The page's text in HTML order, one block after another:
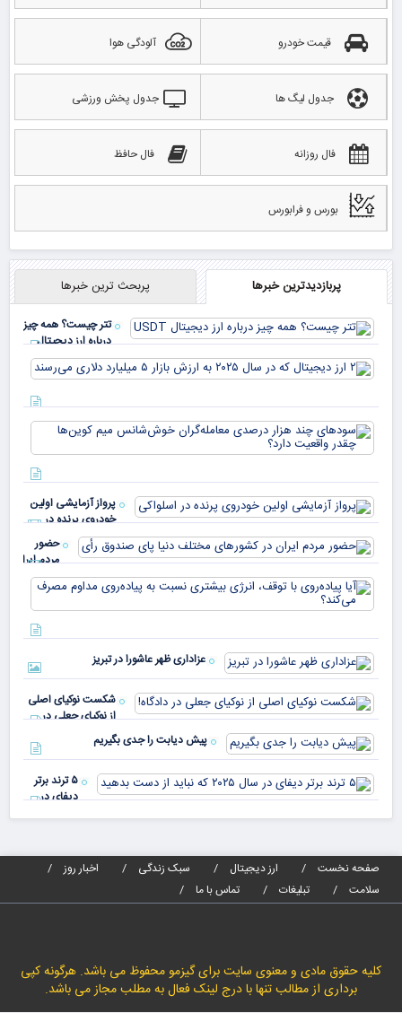
قیمت خودرو آلودگی هوا
جدول لیگ ها جدول پخش ورزشی
فال روزانه فال حافظ
بورس و فرابورس
پربازدیدترین خبرها پربحث ترین خبرها
تتر چیست؟ همه چیز
درباره ارز دیجیتال
USDT
پرواز آزمایشی اولین
خودروی پرنده در
اسلواکی
حضور
مردم ایران
در
کشورهای
مختلف
دنیا پای
صندوق
عزاداری ظهر عاشورا در تبریز
شکست نوکیای اصلی
از نوکیای جعلی در
دادگاه!
پیش دیابت را جدی بگیریم
۵ ترند برتر
دیفای در
صفحه نخست
ارز دیجیتال سبک زندگی
اخبار روز
سلامت
تبلیغات تماس با ما
کلیه حقوق مادی و معنوی سایت برای گیزمو محفوظ می باشد. هرگونه کپی
برداری از مطالب تنها با درج لینک فعال به مطلب مجاز می باشد.